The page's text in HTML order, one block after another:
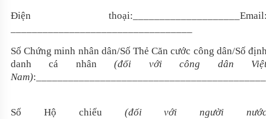
Điện
Số Chứng minh nhân dân/Số Thẻ Căn cước công dân/Số
danh cá nhân(đối với công dân
Nam)
Số Hộ chiếu (đối với người